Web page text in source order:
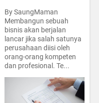
By SaungMaman
Membangun sebuah
bisnis akan berjalan
lancar jika salah satunya
perusahaan diisi oleh
orang-orang kompeten
dan profesional. Te...